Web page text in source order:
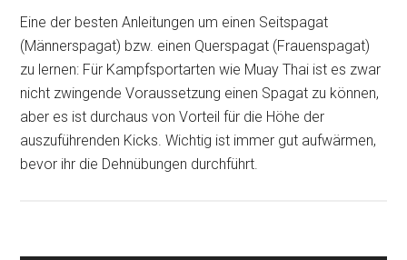
Eine der besten Anleitungen um einen Seitspagat
(Männerspagat) bzw. einen Querspagat (Frauenspagat)
zu lernen: Für Kampfsportarten wie Muay Thai ist es zwar
nicht zwingende Voraussetzung einen Spagat zu können,
aber es ist durchaus von Vorteil für die Höhe der
auszuführenden Kicks. Wichtig ist immer gut aufwärmen,
bevor ihr die Dehnübungen durchführt.